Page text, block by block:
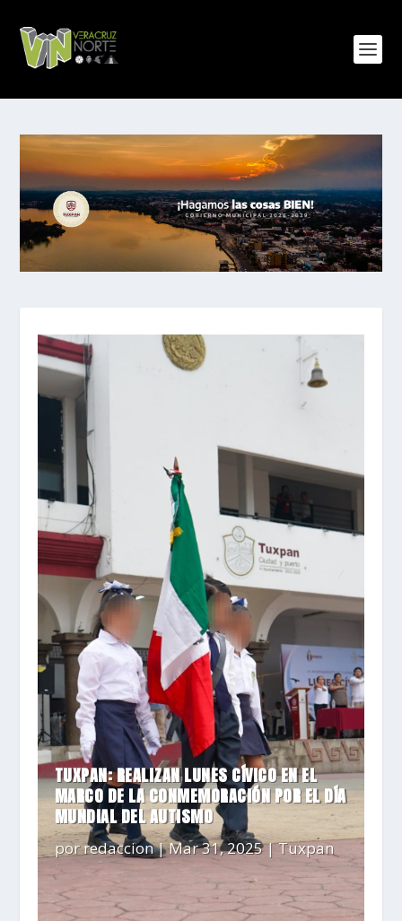
TUXPAN: REALIZAN LUNES CÍVICO EN EL
MARCO DE LA CONMEMORACIÓN POR EL DÍA
MUNDIAL DEL AUTISMO
porredaccion|Mar 31, 2025|Tuxpan